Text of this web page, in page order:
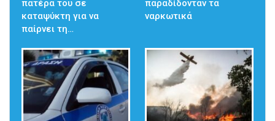
πατέρα του σε
καταψύκτη για να
παίρνει τη…
παραδίδονταν τα
ναρκωτικά